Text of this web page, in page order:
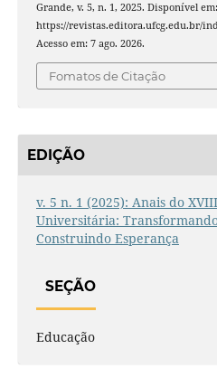
Grande, v. 5, n. 1, 2025. Disponível em:
https://revistas.editora.ufcg.edu.br/
Acesso em: 7 ago. 2026.
Fomatos de Citação
EDIÇÃO
v. 5 n. 1 (2025): Anais do
Universitária:
Construindo Esperança
SEÇÃO
Educação